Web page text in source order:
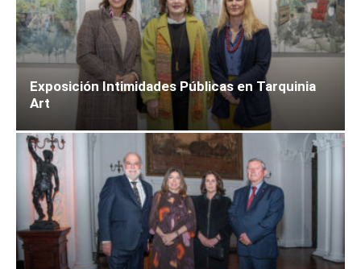
Exposición Intimidades Públicas en Tarquinia
Art